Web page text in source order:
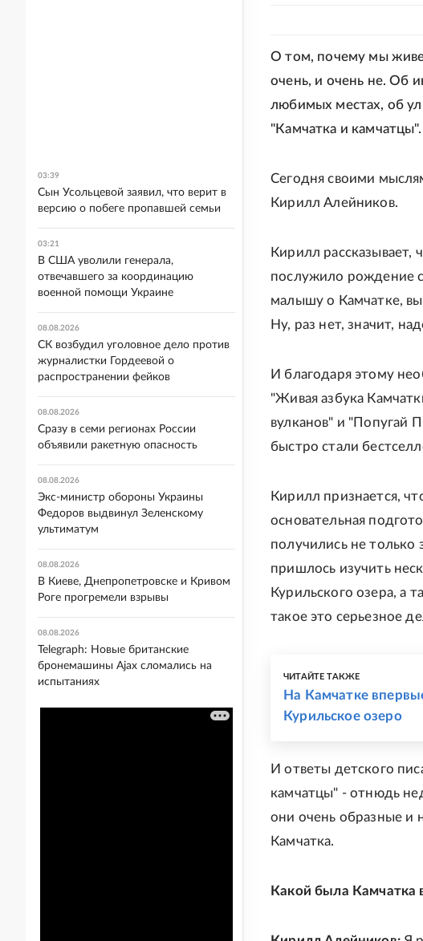
О том, почему мы
очень, и очень не. Об
любимых местах, об
"Камчатка и камчатцы".
Сегодня своими
Кирилл Алейников.
Кирилл рассказывает,
послужило рождение
малышу о Камчатке,
Ну, раз нет, значит,
И благодаря этому
"Живая азбука
вулканов" и "Попугай
быстро стали
Кирилл признается,
основательная
получились не
пришлось изучить
Курильского озера, а
такое это серьезное
ЧИТАЙТЕ ТАКЖЕ
На Камчатке
Курильское озеро
И ответы детского
камчатцы" - отнюдь
они очень образные и
Камчатка.
Какой была Камчатка
03:39
Сын Усольцевой заявил, что верит в
версию о побеге пропавшей семьи
03:21
В США уволили генерала,
отвечавшего за координацию
военной помощи Украине
08.08.2026
СК возбудил уголовное дело против
журналистки Гордеевой о
распространении фейков
08.08.2026
Сразу в семи регионах России
объявили ракетную опасность
08.08.2026
Экс-министр обороны Украины
Федоров выдвинул Зеленскому
ультиматум
08.08.2026
В Киеве, Днепропетровске и Кривом
Роге прогремели взрывы
08.08.2026
Telegraph: Новые британские
бронемашины Ajax сломались на
испытаниях